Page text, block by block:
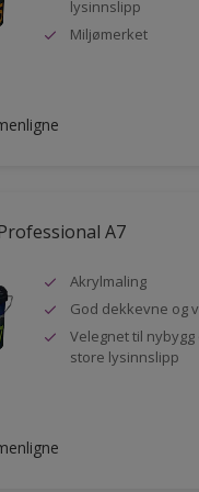
lysinnslipp
Miljømerket
A7
Akrylmaling
God dekkevne og
Velegnet til nybygg
store lysinnslipp